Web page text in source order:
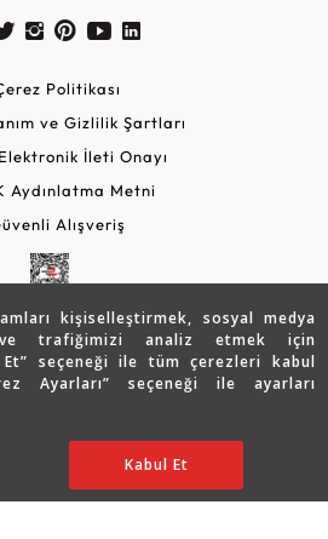
kişiselleştirmek, sosyal medya
trafiğimizi analiz etmek için
Et” seçeneği ile tüm çerezleri kabul
Ayarları” seçeneği ile ayarları
Ayarları Düzenle
Kabul Et
SATIN ALIN
Politikası
ve Gizlilik Şartları
İleti Onayı
Aydınlatma Metni
Alışveriş
Pırlanta - Bu sitenin tüm hakları